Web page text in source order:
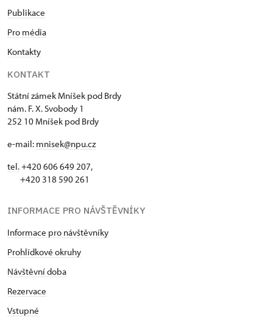
Publikace
Pro média
Kontakty
KONTAKT
Státní zámek Mníšek pod Brdy
nám. F. X. Svobody 1
252 10 Mníšek pod Brdy
e-mail: mnisek@npu.cz
tel.+420 606 649 207,
+420 318 590 261
INFORMACE PRO NÁVŠTĚVNÍKY
Informace pro návštěvníky
Prohlídkové okruhy
Návštěvní doba
Rezervace
Vstupné